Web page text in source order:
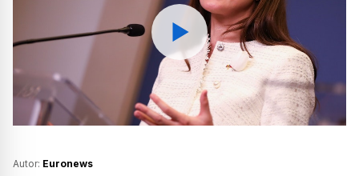
Watch
Autor: Euronews